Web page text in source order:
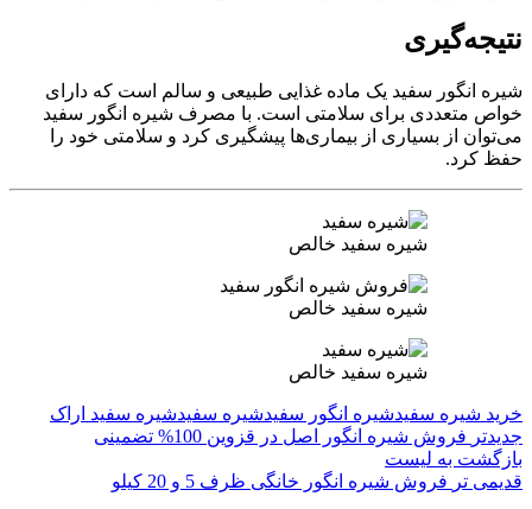
نتیجه‌گیری
شیره انگور سفید یک ماده غذایی طبیعی و سالم است که دارای
خواص متعددی برای سلامتی است. با مصرف شیره انگور سفید
می‌توان از بسیاری از بیماری‌ها پیشگیری کرد و سلامتی خود را
حفظ کرد.
شیره سفید خالص
شیره سفید خالص
شیره سفید خالص
خرید شیره سفیدشیره انگور سفیدشیره سفیدشیره سفید اراک
جدیدتر فروش شیره انگور اصل در قزوین 100% تضمینی
بازگشت به لیست
قدیمی تر فروش شیره انگور خانگی ظرف 5 و 20 کیلو